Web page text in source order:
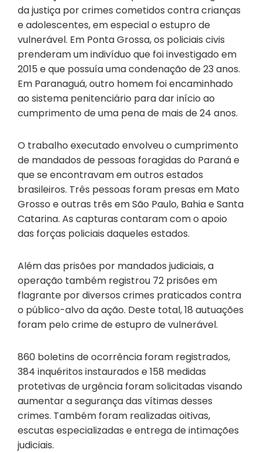
da justiça por crimes cometidos contra crianças
e adolescentes, em especial o estupro de
vulnerável. Em Ponta Grossa, os policiais civis
prenderam um indivíduo que foi investigado em
2015 e que possuía uma condenação de 23 anos.
Em Paranaguá, outro homem foi encaminhado
ao sistema penitenciário para dar início ao
cumprimento de uma pena de mais de 24 anos.
O trabalho executado envolveu o cumprimento
de mandados de pessoas foragidas do Paraná e
que se encontravam em outros estados
brasileiros. Três pessoas foram presas em Mato
Grosso e outras três em São Paulo, Bahia e Santa
Catarina. As capturas contaram com o apoio
das forças policiais daqueles estados.
Além das prisões por mandados judiciais, a
operação também registrou 72 prisões em
flagrante por diversos crimes praticados contra
o público-alvo da ação. Deste total, 18 autuações
foram pelo crime de estupro de vulnerável.
860 boletins de ocorrência foram registrados,
384 inquéritos instaurados e 158 medidas
protetivas de urgência foram solicitadas visando
aumentar a segurança das vítimas desses
crimes. Também foram realizadas oitivas,
escutas especializadas e entrega de intimações
judiciais.